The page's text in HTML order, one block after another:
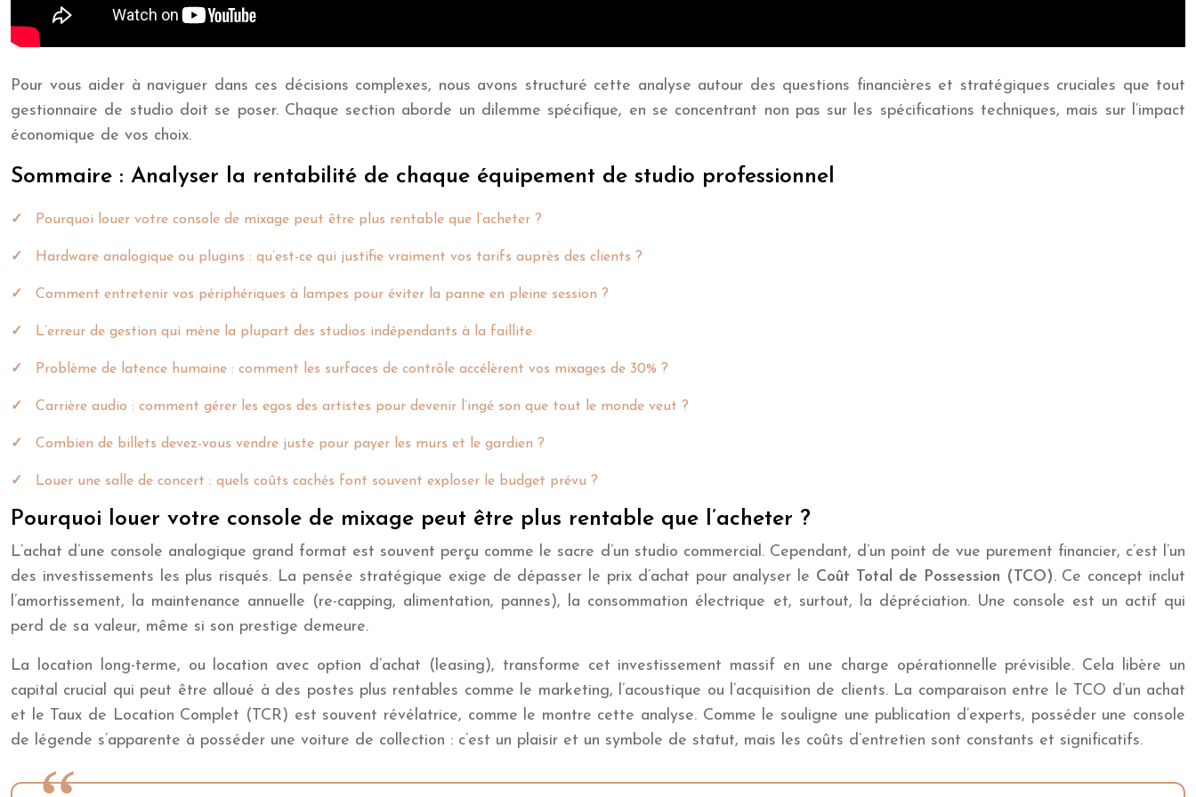
Pour vous aider à naviguer dans ces décisions complexes, nous avons structuré cette analyse autour des questions financières et stratégiques cruciales que tout
gestionnaire de studio doit se poser. Chaque section aborde un dilemme spécifique, en se concentrant non pas sur les spécifications techniques, mais sur l’impact
économique de vos choix.
Sommaire : Analyser la rentabilité de chaque équipement de studio professionnel
Pourquoi louer votre console de mixage peut être plus rentable que l’acheter ?
Hardware analogique ou plugins : qu’est-ce qui justifie vraiment vos tarifs auprès des clients ?
Comment entretenir vos périphériques à lampes pour éviter la panne en pleine session ?
L’erreur de gestion qui mène la plupart des studios indépendants à la faillite
Problème de latence humaine : comment les surfaces de contrôle accélèrent vos mixages de 30% ?
Carrière audio : comment gérer les egos des artistes pour devenir l’ingé son que tout le monde veut ?
Combien de billets devez-vous vendre juste pour payer les murs et le gardien ?
Louer une salle de concert : quels coûts cachés font souvent exploser le budget prévu ?
Pourquoi louer votre console de mixage peut être plus rentable que l’acheter ?
L’achat d’une console analogique grand format est souvent perçu comme le sacre d’un studio commercial. Cependant, d’un point de vue purement financier, c’est l’un
des investissements les plus risqués. La pensée stratégique exige de dépasser le prix d’achat pour analyser le Coût Total de Possession (TCO). Ce concept inclut
l’amortissement, la maintenance annuelle (re-capping, alimentation, pannes), la consommation électrique et, surtout, la dépréciation. Une console est un actif qui
perd de sa valeur, même si son prestige demeure.
La location long-terme, ou location avec option d’achat (leasing), transforme cet investissement massif en une charge opérationnelle prévisible. Cela libère un
capital crucial qui peut être alloué à des postes plus rentables comme le marketing, l’acoustique ou l’acquisition de clients. La comparaison entre le TCO d’un achat
et le Taux de Location Complet (TCR) est souvent révélatrice, comme le montre cette analyse. Comme le souligne une publication d’experts, posséder une console
de légende s’apparente à posséder une voiture de collection : c’est un plaisir et un symbole de statut, mais les coûts d’entretien sont constants et significatifs.